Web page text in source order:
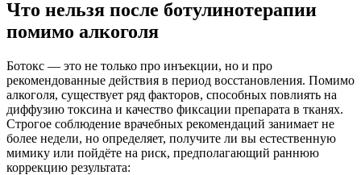
Что нельзя после ботулинотерапии
помимо алкоголя
Ботокс — это не только про инъекции, но и про
рекомендованные действия в период восстановления. Помимо
алкоголя, существует ряд факторов, способных повлиять на
диффузию токсина и качество фиксации препарата в тканях.
Строгое соблюдение врачебных рекомендаций занимает не
более недели, но определяет, получите ли вы естественную
мимику или пойдёте на риск, предполагающий раннюю
коррекцию результата: